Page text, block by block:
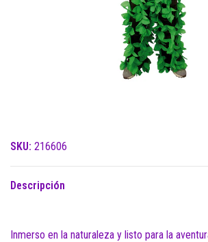
SKU: 216606
Descripción
Inmerso en la naturaleza y listo para la